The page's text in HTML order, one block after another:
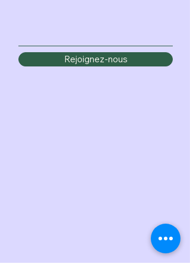
Rejoignez-nous